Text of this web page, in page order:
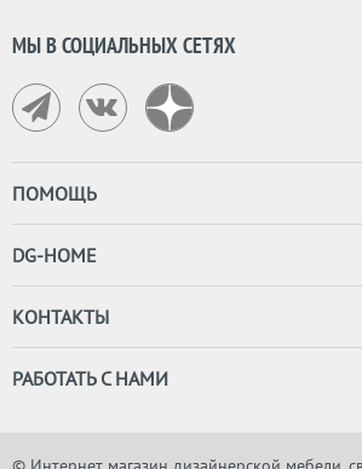
МЫ В СОЦИАЛЬНЫХ СЕТЯХ
ПОМОЩЬ
DG-HOME
КОНТАКТЫ
РАБОТАТЬ С НАМИ